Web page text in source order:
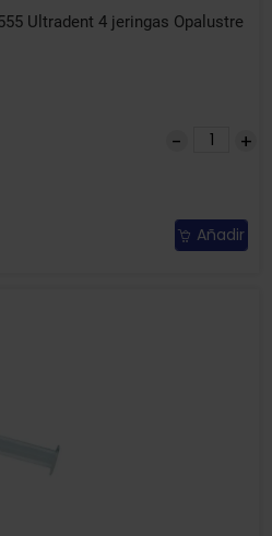
Ultradent 4 jeringas Opalustre
Añadir